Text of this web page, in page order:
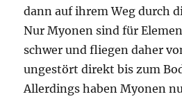
dann auf ihrem Weg durch
Nur Myonen sind für
schwer und fliegen daher
ungestört direkt bis zum
Allerdings haben Myonen